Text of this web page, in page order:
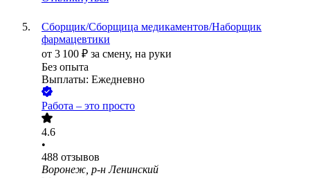
Сборщик/Сборщица медикаментов/Наборщик
фармацевтики
от 3 100 ₽ за смену, на руки
Без опыта
Выплаты: Ежедневно
Работа – это просто
4.6
•
488 отзывов
Воронеж, р-н Ленинский